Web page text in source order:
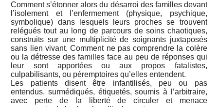
Comment s’étonner alors du désarroi des familles devant
l’isolement et l’enfermement (physique, psychique,
symbolique) dans lesquels leurs proches se trouvent
relégués tout au long de parcours de soins chaotiques,
construits sur une multiplicité de soignants juxtaposés
sans lien vivant. Comment ne pas comprendre la colère
ou la détresse des familles face au peu de réponses qui
leur sont apportées ou aux propos fatalistes,
culpabilisants, ou péremptoires qu’elles entendent.
Les patients disent être infantilisés, peu ou pas
entendus, surmédiqués, étiquetés, soumis à l’arbitraire,
avec perte de la liberté de circuler et menace